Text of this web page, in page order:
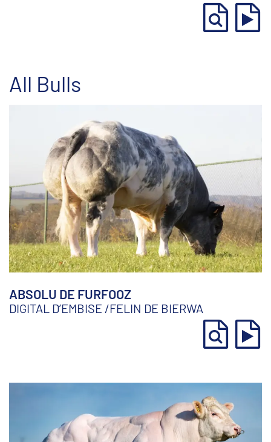
All Bulls
ABSOLU DE FURFOOZ
DIGITAL D’EMBISE /FELIN DE BIERWA